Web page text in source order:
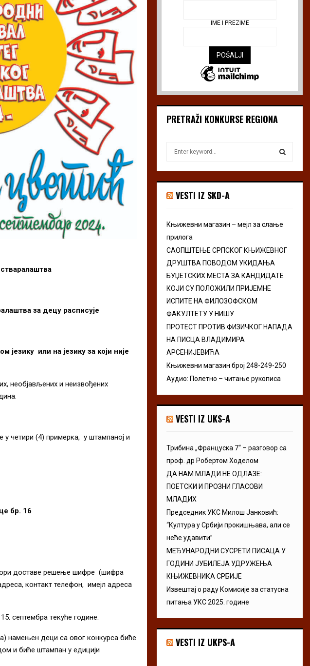
за децу расписујe
језику или на језику за који није
необјављених и неизвођених
четири (4) примерка, у штампаној и
бр. 16
доставе решење шифре (шифра
контакт телефон, имејл адреса
септембра тeкућe годинe.
намењен деци са овог конкурса биће
и биће штампан у едицији
IME I PREZIME
PRETRAŽI KONKURSE REGIONA
h
r
:
S
C
VESTI IZ SKD-A
Књижевни магазин – мејл за слање
прилога
САОПШТЕЊЕ СРПСКОГ КЊИЖЕВНОГ
ДРУШТВА ПОВОДОМ УКИДАЊА
БУЏЕТСКИХ МЕСТА ЗА КАНДИДАТЕ
КОЈИ СУ ПОЛОЖИЛИ ПРИЈЕМНЕ
ИСПИТЕ НА ФИЛОЗОФСКОМ
ФАКУЛТЕТУ У НИШУ
ПРОТЕСТ ПРОТИВ ФИЗИЧКОГ НАПАДА
НА ПИСЦА ВЛАДИМИРА
АРСЕНИЈЕВИЋА
Књижевни магазин број 248-249-250
Аудио: Полетно – читање рукописа
VESTI IZ UKS-A
Трибина „Француска 7“ – разговор са
проф. др Робертом Ходелом
ДА НАМ МЛАДИ НЕ ОДЛАЗЕ:
ПОЕТСКИ И ПРОЗНИ ГЛАСОВИ
МЛАДИХ
Председник УКС Милош Јанковић:
“Култура у Србији прокишњава, али се
неће удавити”
МЕЂУНАРОДНИ СУСРЕТИ ПИСАЦА У
ГОДИНИ ЈУБИЛЕЈА УДРУЖЕЊА
КЊИЖЕВНИКА СРБИЈЕ
Извештај о раду Комисије за статусна
питања УКС 2025. године
VESTI IZ UKPS-A